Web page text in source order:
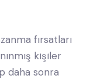
fırsatları
kişiler
daha sonra